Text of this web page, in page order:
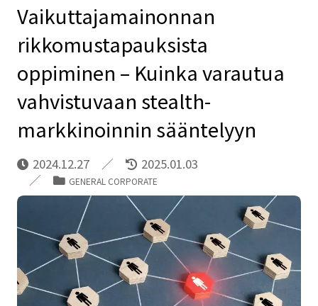
Vaikuttajamainonnan
rikkomustapauksista
oppiminen – Kuinka varautua
vahvistuvaan stealth-
markkinoinnin sääntelyyn
2024.12.27 2025.01.03
GENERAL CORPORATE